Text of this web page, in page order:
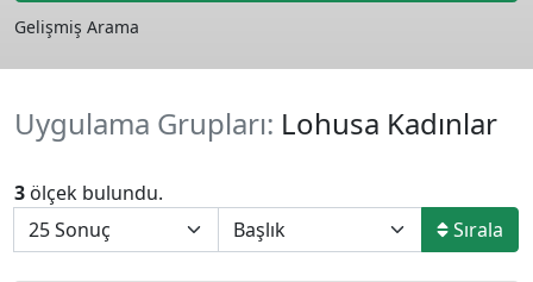
Gelişmiş Arama
Uygulama Grupları: Lohusa Kadınlar
3 ölçek bulundu.
Sırala